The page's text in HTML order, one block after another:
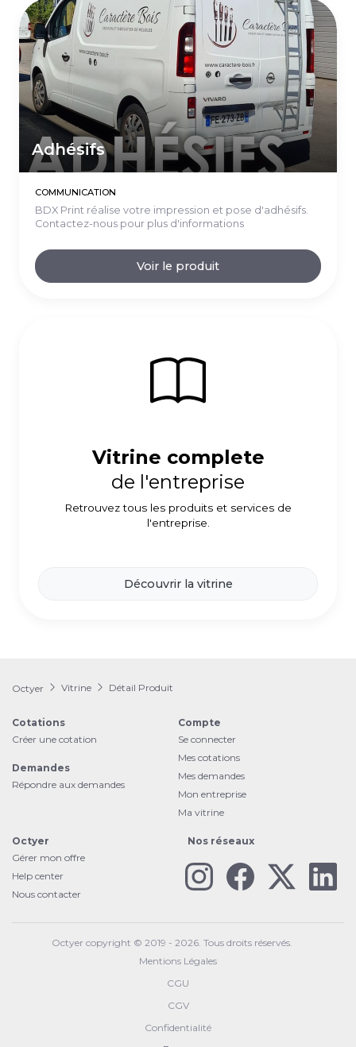
Adhésifs
COMMUNICATION
BDX Print réalise votre impression et pose d'adhésifs.
Contactez-nous pour plus d'informations
Voir le produit
Vitrine complete
de l'entreprise
Retrouvez tous les produits et services de
l'entreprise.
Découvrir la vitrine
Octyer Vitrine Détail Produit
Cotations
Créer une cotation
Demandes
Répondre aux demandes
Compte
Se connecter
Mes cotations
Mes demandes
Mon entreprise
Ma vitrine
Octyer
Gérer mon offre
Help center
Nous contacter
Nos réseaux
Octyer copyright © 2019 - 2026. Tous droits réservés.
Mentions Légales
CGU
CGV
Confidentialité